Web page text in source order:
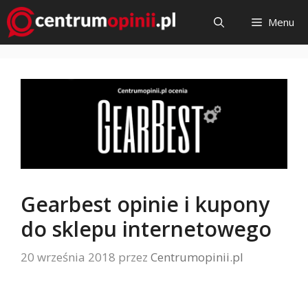
Przejdź
do
treści
Menu
Gearbest opinie i kupony
do sklepu internetowego
20 września 2018 przez Centrumopinii.pl